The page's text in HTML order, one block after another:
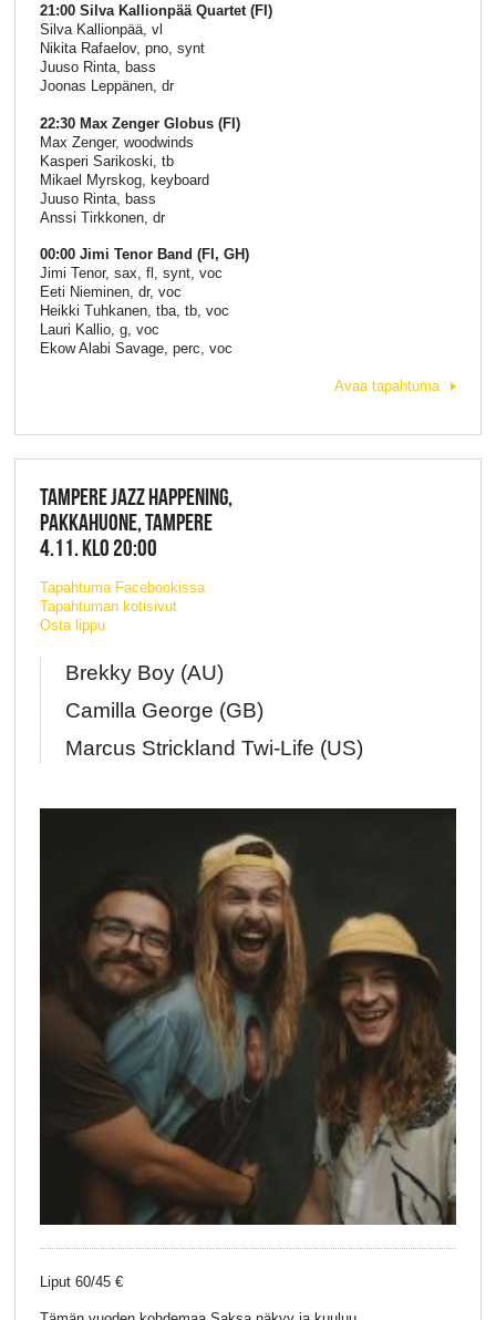
21:00 Silva Kallionpää Quartet (FI)
Silva Kallionpää, vl
Nikita Rafaelov, pno, synt
Juuso Rinta, bass
Joonas Leppänen, dr
22:30 Max Zenger Globus (FI)
Max Zenger, woodwinds
Kasperi Sarikoski, tb
Mikael Myrskog, keyboard
Juuso Rinta, bass
Anssi Tirkkonen, dr
00:00 Jimi Tenor Band (FI, GH)
Jimi Tenor, sax, fl, synt, voc
Eeti Nieminen, dr, voc
Heikki Tuhkanen, tba, tb, voc
Lauri Kallio, g, voc
Ekow Alabi Savage, perc, voc
Avaa tapahtuma
TAMPERE JAZZ HAPPENING,
PAKKAHUONE, TAMPERE
4.11. KLO 20:00
Tapahtuma Facebookissa
Tapahtuman kotisivut
Osta lippu
Brekky Boy (AU)
Camilla George (GB)
Marcus Strickland Twi-Life (US)
Liput 60/45 €